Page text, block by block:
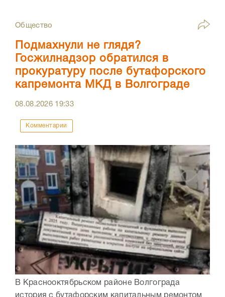
Общество
Подмахнули не глядя?
Госжилнадзор обратился в
прокуратуру после бутафорского
капремонта МКД в Волгограде
08.08.2026 19:33
Комментарии
В Краснооктябрьском районе Волгограда